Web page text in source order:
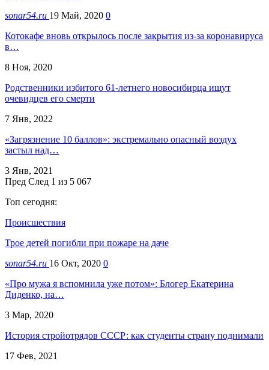
sonar54.ru 19 Май, 2020 0
Котокафе вновь открылось после закрытия из-за коронавируса
в…
8 Ноя, 2020
Родственники избитого 61-летнего новосибирца ищут
очевидцев его смерти
7 Янв, 2022
«Загрязнение 10 баллов»: экстремально опасный воздух
застыл над…
3 Янв, 2021
Пред След 1 из 5 067
Топ сегодня:
Происшествия
Трое детей погибли при пожаре на даче
sonar54.ru 16 Окт, 2020 0
«Про мужа я вспомнила уже потом»: Блогер Екатерина
Диденко, на…
3 Мар, 2020
История стройотрядов СССР: как студенты страну поднимали
17 Фев, 2021